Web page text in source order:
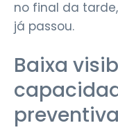
no final da
já passou.
Baixa
preventiva